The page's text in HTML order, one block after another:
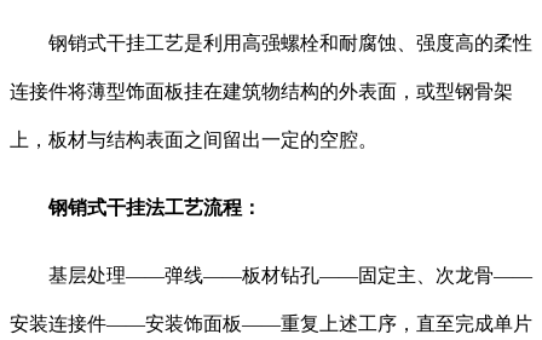
钢销式干挂工艺是利用高强螺栓和耐腐蚀、强度高的柔性
连接件将薄型饰面板挂在建筑物结构的外表面，或型钢骨架
上，板材与结构表面之间留出一定的空腔。
钢销式干挂法工艺流程：
基层处理——弹线——板材钻孔——固定主、次龙骨——
安装连接件——安装饰面板——重复上述工序，直至完成单片